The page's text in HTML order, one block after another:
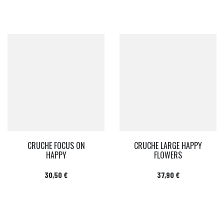
CRUCHE FOCUS ON
HAPPY
Prix
30,50 €
CRUCHE LARGE HAPPY
FLOWERS
Prix
37,90 €